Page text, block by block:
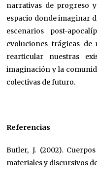
narrativas de progreso
espacio donde imaginar
escenarios post-
evoluciones trágicas
rearticular nuestras
imaginación y la
colectivas de futuro.
Referencias
Butler, J. (2002).
materiales y discursivos